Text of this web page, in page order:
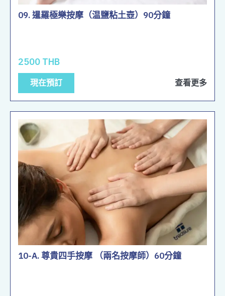
09. 暹羅極樂按摩（温鹽粘土壺）90分鐘
2500 THB
現在預訂 查看更多
10-A. 尊貴四手按摩 （兩名按摩師）60分鐘